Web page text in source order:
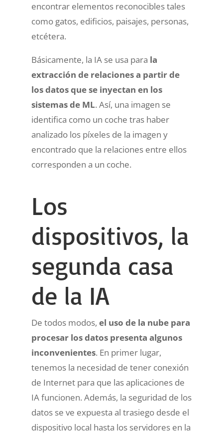
encontrar elementos reconocibles tales
como gatos, edificios, paisajes, personas,
etcétera.
Básicamente, la IA se usa para la
extracción de relaciones a partir de
los datos que se inyectan en los
sistemas de ML. Así, una imagen se
identifica como un coche tras haber
analizado los píxeles de la imagen y
encontrado que la relaciones entre ellos
corresponden a un coche.
Los
dispositivos, la
segunda casa
de la IA
De todos modos, el uso de la nube para
procesar los datos presenta algunos
inconvenientes. En primer lugar,
tenemos la necesidad de tener conexión
de Internet para que las aplicaciones de
IA funcionen. Además, la seguridad de los
datos se ve expuesta al trasiego desde el
dispositivo local hasta los servidores en la